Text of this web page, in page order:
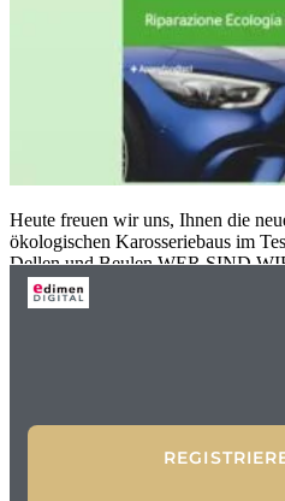
Heute freuen wir uns, Ihnen die
ökologischen Karosseriebaus im
Dellen und Beulen WER SIND